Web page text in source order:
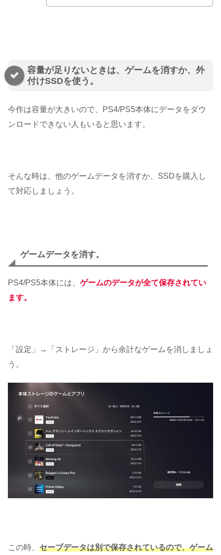
容量が足りないときは、ゲームを消すか、外
付けSSDを使う。
今作は容量が大きいので、PS4/PS5本体にデータをダウ
ンロードできない人もいると思います。
そんな時は、他のゲームデータを消すか、SSDを購入し
て対応しましょう。
ゲームデータを消す。
PS4/PS5本体には、 ゲームのデータが全て保存されてい
ます。
「設定」→「ストレージ」から余計なゲームを消しましょ
う。
この時、 セーブデータは別で保存されているので、ゲーム